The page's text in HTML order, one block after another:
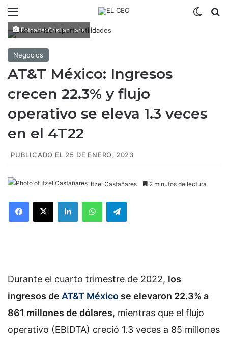
Fotoarte: Cristian Laris
Negocios
AT&T México: Ingresos
crecen 22.3% y flujo
operativo se eleva 1.3 veces
en el 4T22
PUBLICADO EL 25 DE ENERO, 2023
Itzel Castañares 2 minutos de lectura
Durante el cuarto trimestre de 2022, los
ingresos de AT&T México se elevaron 22.3% a
861 millones de dólares, mientras que el flujo
operativo (EBIDTA) creció 1.3 veces a 85 millones